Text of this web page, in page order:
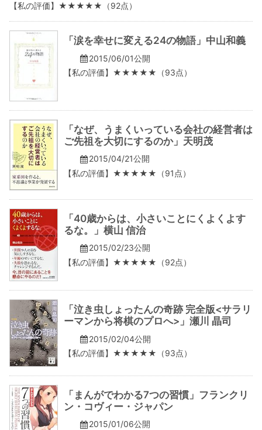
【私の評価】★★★★★（92点）
「涙を幸せに変える24の物語」中山和義
2015/06/01公開
【私の評価】★★★★★（93点）
「なぜ、うまくいっている会社の経営者は
ご先祖を大切にするのか」天明茂
2015/04/21公開
【私の評価】★★★★★（91点）
「40歳からは、小さいことにくよくよす
るな。」横山 信治
2015/02/23公開
【私の評価】★★★★★（92点）
「泣き虫しょったんの奇跡 完全版<サラリ
ーマンから将棋のプロへ>」瀬川 晶司
2015/02/04公開
【私の評価】★★★★★（93点）
「まんがでわかる7つの習慣」フランクリ
ン・コヴィー・ジャパン
2015/01/06公開